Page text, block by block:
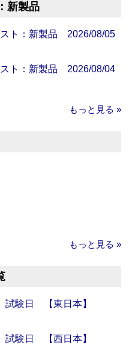
新製品
ト：新製品 2026/08/05
ト：新製品 2026/08/04
もっと見る »
もっと見る »
験日 【東日本】
験日 【西日本】